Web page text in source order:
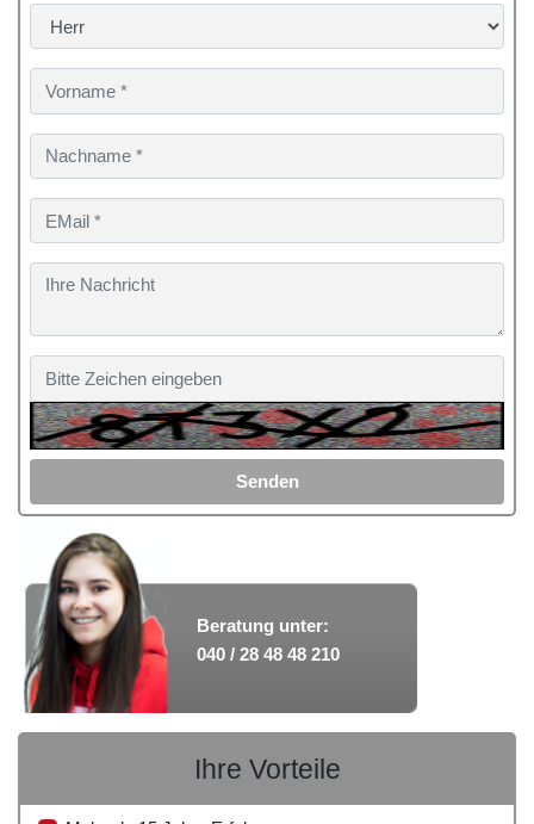
Senden
Beratung unter:
040 / 28 48 48 210
Ihre Vorteile